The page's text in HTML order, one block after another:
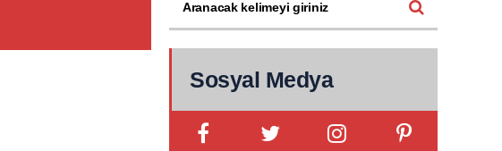
Sosyal Medya